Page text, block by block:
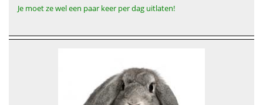
Je moet ze wel een paar keer per dag uitlaten!